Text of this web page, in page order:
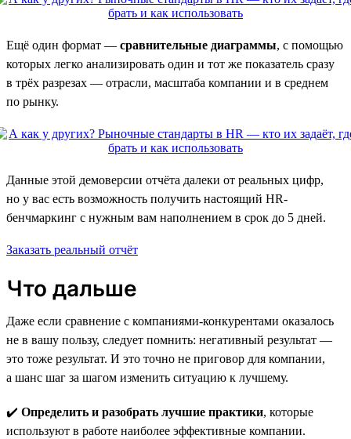
Ещё один формат — сравнительные диаграммы, с помощью
которых легко анализировать один и тот же показатель сразу
в трёх разрезах — отрасли, масштаба компании и в среднем
по рынку.
Данные этой демоверсии отчёта далеки от реальных цифр,
но у вас есть возможность получить настоящий HR-
бенчмаркинг с нужным вам наполнением в срок до 5 дней.
Заказать реальный отчёт
Что дальше
Даже если сравнение с компаниями-конкурентами оказалось
не в вашу пользу, следует помнить: негативный результат —
это тоже результат. И это точно не приговор для компании,
а шанс шаг за шагом изменить ситуацию к лучшему.
✔️ Определить и разобрать лучшие практики, которые
используют в работе наиболее эффективные компании.